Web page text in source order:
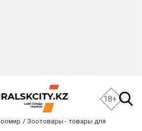
18+
Зоотовары - товары для